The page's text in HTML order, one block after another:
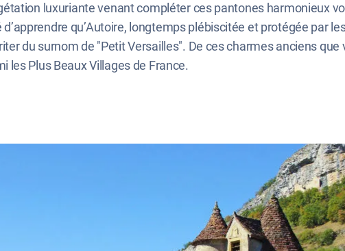
luxuriante venant compléter ces pantones harmonieux
qu’Autoire, longtemps plébiscitée et protégée par
du surnom de "Petit Versailles". De ces charmes anciens
les Plus Beaux Villages de France.